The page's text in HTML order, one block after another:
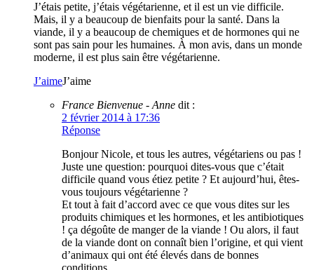
J’étais petite, j’étais végétarienne, et il est un vie difficile.
Mais, il y a beaucoup de bienfaits pour la santé. Dans la
viande, il y a beaucoup de chemiques et de hormones qui ne
sont pas sain pour les humaines. À mon avis, dans un monde
moderne, il est plus sain être végétarienne.
J’aimeJ’aime
France Bienvenue - Anne dit :
2 février 2014 à 17:36
Réponse
Bonjour Nicole, et tous les autres, végétariens ou pas !
Juste une question: pourquoi dites-vous que c’était
difficile quand vous étiez petite ? Et aujourd’hui, êtes-
vous toujours végétarienne ?
Et tout à fait d’accord avec ce que vous dites sur les
produits chimiques et les hormones, et les antibiotiques
! ça dégoûte de manger de la viande ! Ou alors, il faut
de la viande dont on connaît bien l’origine, et qui vient
d’animaux qui ont été élevés dans de bonnes
conditions.